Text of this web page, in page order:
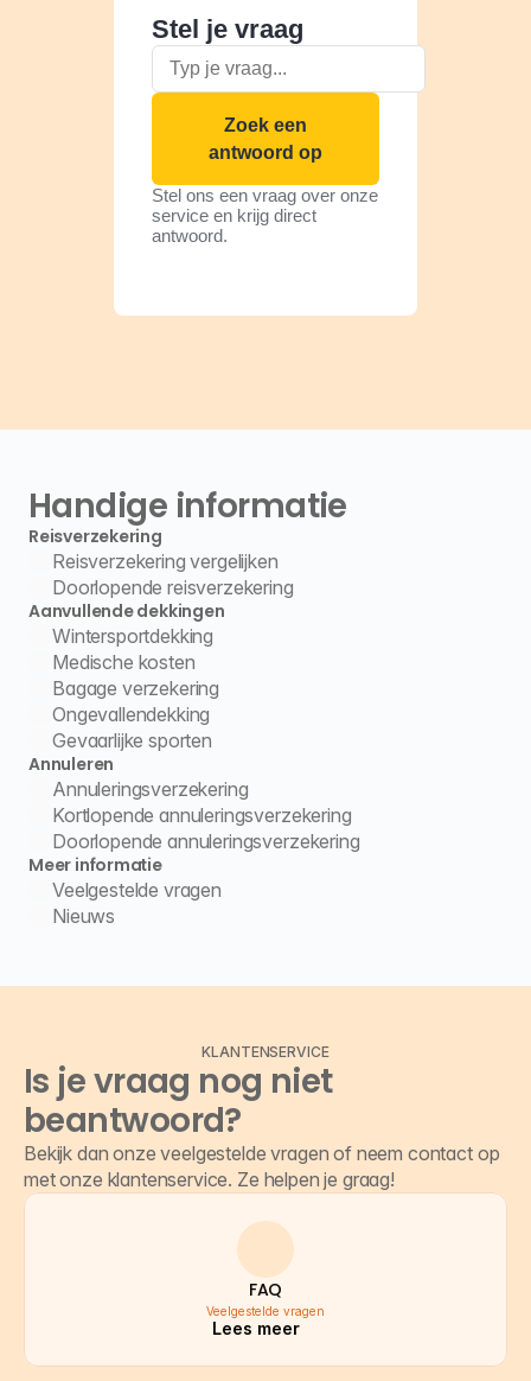
Stel je vraag
Zoek een
antwoord op
Stel ons een vraag over onze
service en krijg direct
antwoord.
Handige informatie
Reisverzekering
Reisverzekering vergelijken
Doorlopende reisverzekering
Aanvullende dekkingen
Wintersportdekking
Medische kosten
Bagage verzekering
Ongevallendekking
Gevaarlijke sporten
Annuleren
Annuleringsverzekering
Kortlopende annuleringsverzekering
Doorlopende annuleringsverzekering
Meer informatie
Veelgestelde vragen
Nieuws
KLANTENSERVICE
Is je vraag nog niet
beantwoord?
Bekijk dan onze veelgestelde vragen of neem contact op
met onze klantenservice. Ze helpen je graag!
FAQ
Veelgestelde vragen
Lees meer